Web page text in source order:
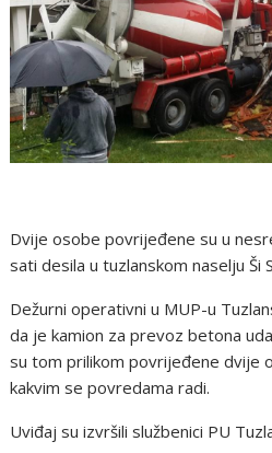
Dvije osobe povrijeđene su u
sati desila u tuzlanskom naselju Ši
Dežurni operativni u MUP-u
da je kamion za prevoz betona
su tom prilikom povrijeđene dvije
kakvim se povredama radi.
Uviđaj su izvršili službenici PU